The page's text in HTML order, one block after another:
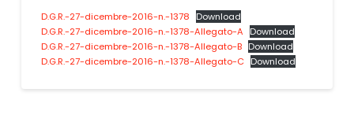
D.G.R.-27-dicembre-2016-n.-1378
Download
D.G.R.-27-dicembre-2016-n.-1378-Allegato-A
Download
D.G.R.-27-dicembre-2016-n.-1378-Allegato-B Download
D.G.R.-27-dicembre-2016-n.-1378-Allegato-C Download